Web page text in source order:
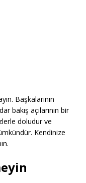
Başkalarının
bakış açılarının bir
doludur ve
Kendinize